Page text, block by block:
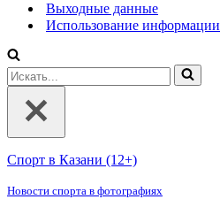
Выходные данные
Использование информации
Искать...
Спорт в Казани (12+)
Новости спорта в фотографиях